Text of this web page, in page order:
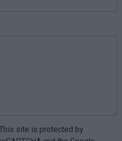
site is protected by